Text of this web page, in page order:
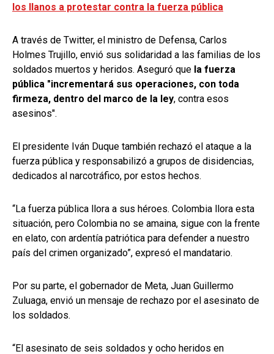
los llanos a protestar contra la fuerza pública
A través de Twitter, el ministro de Defensa, Carlos
Holmes Trujillo, envió sus solidaridad a las familias de los
soldados muertos y heridos. Aseguró que la fuerza
pública "incrementará sus operaciones, con toda
firmeza, dentro del marco de la ley, contra esos
asesinos".
El presidente Iván Duque también rechazó el ataque a la
fuerza pública y responsabilizó a grupos de disidencias,
dedicados al narcotráfico, por estos hechos.
“La fuerza pública llora a sus héroes. Colombia llora esta
situación, pero Colombia no se amaina, sigue con la frente
en elato, con ardentía patriótica para defender a nuestro
país del crimen organizado”, expresó el mandatario.
Por su parte, el gobernador de Meta, Juan Guillermo
Zuluaga, envió un mensaje de rechazo por el asesinato de
los soldados.
“El asesinato de seis soldados y ocho heridos en